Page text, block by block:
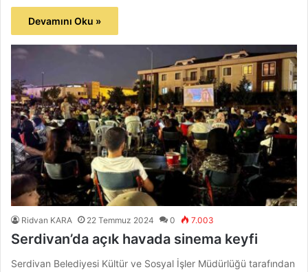
Devamını Oku »
Ridvan KARA 22 Temmuz 2024 0 7.003
Serdivan’da açık havada sinema keyfi
Serdivan Belediyesi Kültür ve Sosyal İşler Müdürlüğü tarafından